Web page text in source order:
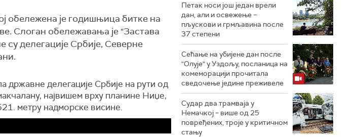
обележена је годишњица битке на
Слоган обележавања је "Застава
су делегације Србије, Северне
државне делегације Србије на рути од
највишем врху планине Ниџе,
метру надморске висине.
Петак носи још један врели
дан, али и освежење –
пљускови и грмљавина после
37 степени
Сећање на убијене дан после
"Олује" у Уздољу, посланица на
комеморацији прочитала
сведочење једине преживеле
Судар два трамваја у
Немачкој – више од 25
повређених, троје у критичном
стању